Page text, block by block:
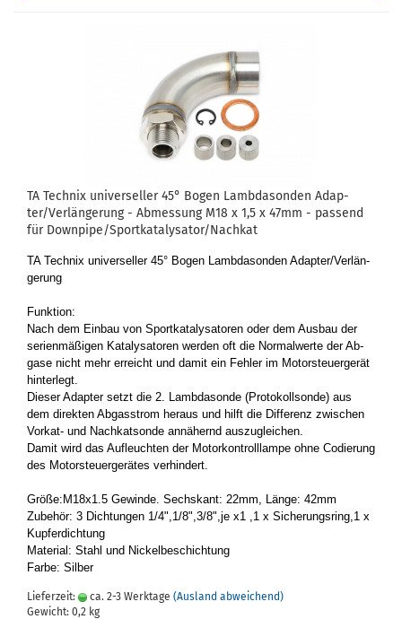
TA Tech­nix uni­ver­sel­ler 45° Bogen Lamb­da­son­den Ad­ap­
ter/Ver­län­ge­rung - Ab­mes­sung M18 x 1,5 x 47mm - pas­send
für Down­pi­pe/Sport­ka­ta­ly­sa­tor/Nach­kat
TA Tech­nix uni­ver­sel­ler 45° Bogen Lamb­da­son­den Ad­ap­ter/Ver­län­
ge­rung
Funk­ti­on:
Nach dem Ein­bau von Sport­ka­ta­ly­sa­to­ren oder dem Aus­bau der
se­ri­en­mä­ßi­gen Ka­ta­ly­sa­to­ren wer­den oft die Nor­mal­wer­te der Ab­
ga­se nicht mehr er­reicht und damit ein Feh­ler im Mo­tor­steu­er­ge­rät
hin­ter­legt.
Die­ser Ad­ap­ter setzt die 2. Lamb­da­son­de (Pro­to­koll­son­de) aus
dem di­rek­ten Ab­gas­strom her­aus und hilft die Dif­fe­renz zwi­schen
Vorkat-​ und Nach­kat­son­de an­nä­hernd aus­zu­glei­chen.
Damit wird das Auf­leuch­ten der Mo­tor­kon­troll­lam­pe ohne Co­die­rung
des Mo­tor­steu­er­ge­rä­tes ver­hin­dert.
Größe:M18x1.5 Ge­win­de. Sechs­kant: 22mm, Länge: 42mm
Zu­be­hör: 3 Dich­tun­gen 1/4",1/8",3/8",je x1 ,1 x Si­che­rungs­ring,1 x
Kup­fer­dich­tung
Ma­te­ri­al: Stahl und Ni­ckel­be­schich­tung
Farbe: Sil­ber
Lieferzeit: ca. 2-3 Werktage (Ausland abweichend)
Gewicht: 0,2 kg